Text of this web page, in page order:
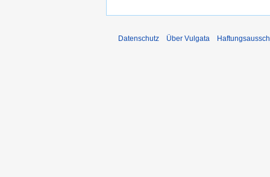
Datenschutz Über Vulgata